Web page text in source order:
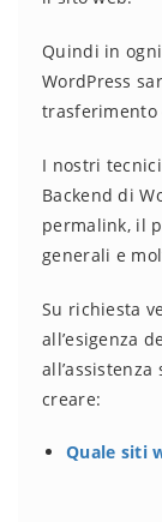
Quindi in
WordPress
trasferimento
I nostri
Backend di
permalink, il
generali e
Su richiesta
all’esigenza
creare:
Quale siti